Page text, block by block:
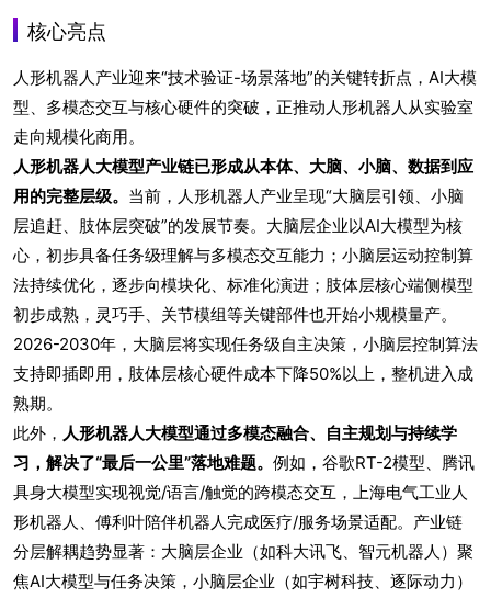
核心亮点
人形机器人产业迎来“技术验证-场景落地”的关键转折点，AI大模
型、多模态交互与核心硬件的突破，正推动人形机器人从实验室
走向规模化商用。
人形机器人大模型产业链已形成从本体、大脑、小脑、数据到应
用的完整层级。 当前，人形机器人产业呈现“大脑层引领、小脑
层追赶、肢体层突破”的发展节奏。大脑层企业以AI大模型为核
心，初步具备任务级理解与多模态交互能力；小脑层运动控制算
法持续优化，逐步向模块化、标准化演进；肢体层核心端侧模型
初步成熟，灵巧手、关节模组等关键部件也开始小规模量产。
2026-2030年，大脑层将实现任务级自主决策，小脑层控制算法
支持即插即用，肢体层核心硬件成本下降50%以上，整机进入成
熟期。
此外， 人形机器人大模型通过多模态融合、自主规划与持续学
习，解决了“最后一公里”落地难题。 例如，谷歌RT-2模型、腾讯
具身大模型实现视觉/语言/触觉的跨模态交互，上海电气工业人
形机器人、傅利叶陪伴机器人完成医疗/服务场景适配。产业链
分层解耦趋势显著：大脑层企业（如科大讯飞、智元机器人）聚
焦AI大模型与任务决策，小脑层企业（如宇树科技、逐际动力）